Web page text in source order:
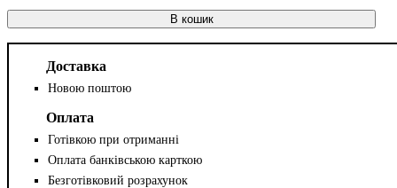
В кошик
Доставка
Новою поштою
Оплата
Готівкою при отриманні
Оплата банківською карткою
Безготівковий розрахунок